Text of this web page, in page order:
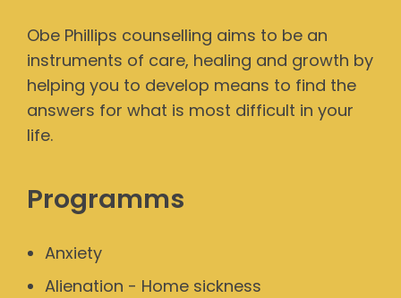
Obe Phillips counselling aims to be an
instruments of care, healing and growth by
helping you to develop means to find the
answers for what is most difficult in your
life.
Programms
Anxiety
Alienation - Home sickness